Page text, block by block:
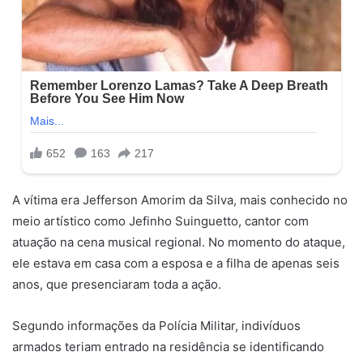
A vítima era Jefferson Amorim da Silva, mais conhecido no
meio artístico como Jefinho Suinguetto, cantor com
atuação na cena musical regional. No momento do ataque,
ele estava em casa com a esposa e a filha de apenas seis
anos, que presenciaram toda a ação.
Segundo informações da Polícia Militar, indivíduos
armados teriam entrado na residência se identificando